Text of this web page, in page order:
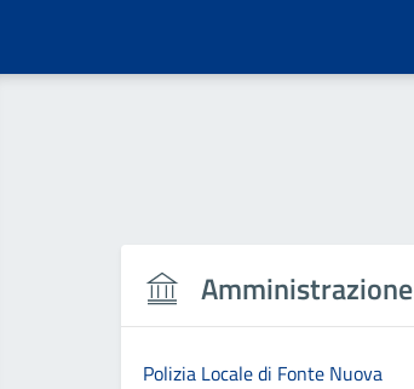
Amministrazione
Polizia Locale di Fonte Nuova